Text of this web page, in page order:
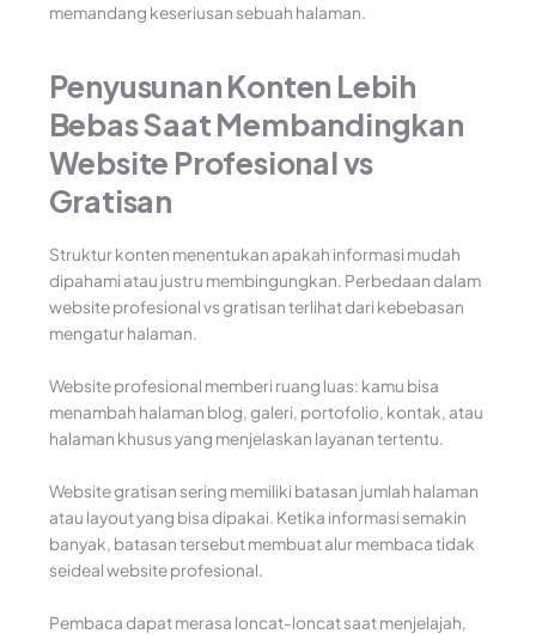
memandang keseriusan sebuah halaman.
Penyusunan Konten Lebih
Bebas Saat Membandingkan
Website Profesional vs
Gratisan
Struktur konten menentukan apakah informasi mudah
dipahami atau justru membingungkan. Perbedaan dalam
website profesional vs gratisan terlihat dari kebebasan
mengatur halaman.
Website profesional memberi ruang luas: kamu bisa
menambah halaman blog, galeri, portofolio, kontak, atau
halaman khusus yang menjelaskan layanan tertentu.
Website gratisan sering memiliki batasan jumlah halaman
atau layout yang bisa dipakai. Ketika informasi semakin
banyak, batasan tersebut membuat alur membaca tidak
seideal website profesional.
Pembaca dapat merasa loncat-loncat saat menjelajah,